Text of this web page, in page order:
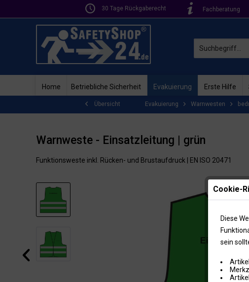
30 Tage Rückgaberecht Fachberatung
Home Betriebliche Sicherheit Evakuierung Erste Hilfe
Übersicht Evakuierung Warnwesten
Warnweste - Einsatzleitung | grün
Funktionsweste inkl. Rücken- und Brustaufdruck | EN ISO 20471
Cookie-
Diese
sein